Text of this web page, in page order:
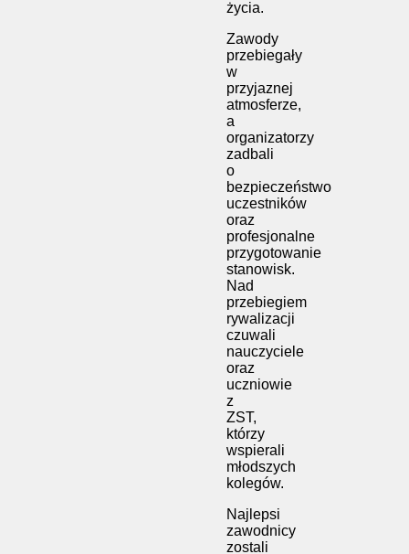
życia.
Zawody
przebiegały
w
przyjaznej
atmosferze,
a
organizatorzy
zadbali
o
bezpieczeństwo
uczestników
oraz
profesjonalne
przygotowanie
stanowisk.
Nad
przebiegiem
rywalizacji
czuwali
nauczyciele
oraz
uczniowie
z
ZST,
którzy
wspierali
młodszych
kolegów.
Najlepsi
zawodnicy
zostali